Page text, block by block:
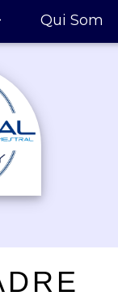
Qui Som